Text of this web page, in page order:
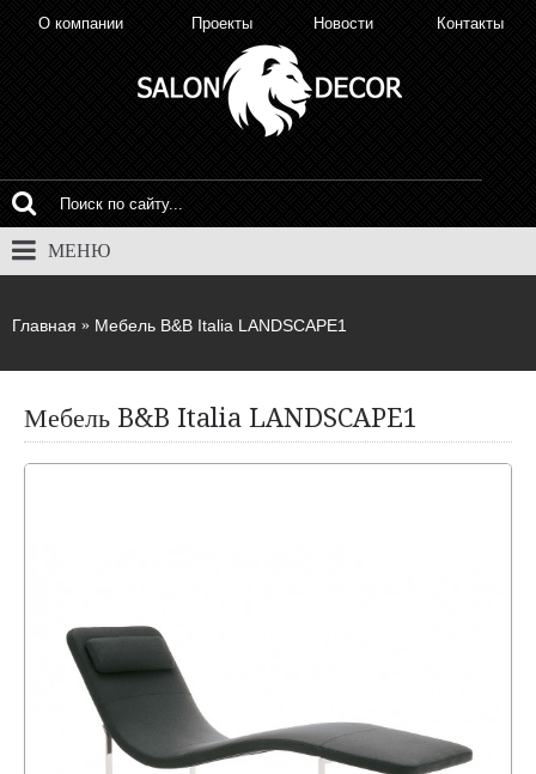
О компании Проекты Новости Контакты
МЕНЮ
Главная Мебель B&B Italia LANDSCAPE1
Мебель B&B Italia LANDSCAPE1